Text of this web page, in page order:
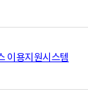
이용지원시스템